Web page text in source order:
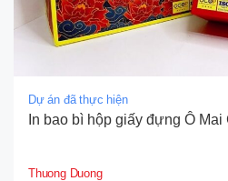
Dự án đã thực hiện
In bao bì hộp giấy đựng Ô
Thuong Duong